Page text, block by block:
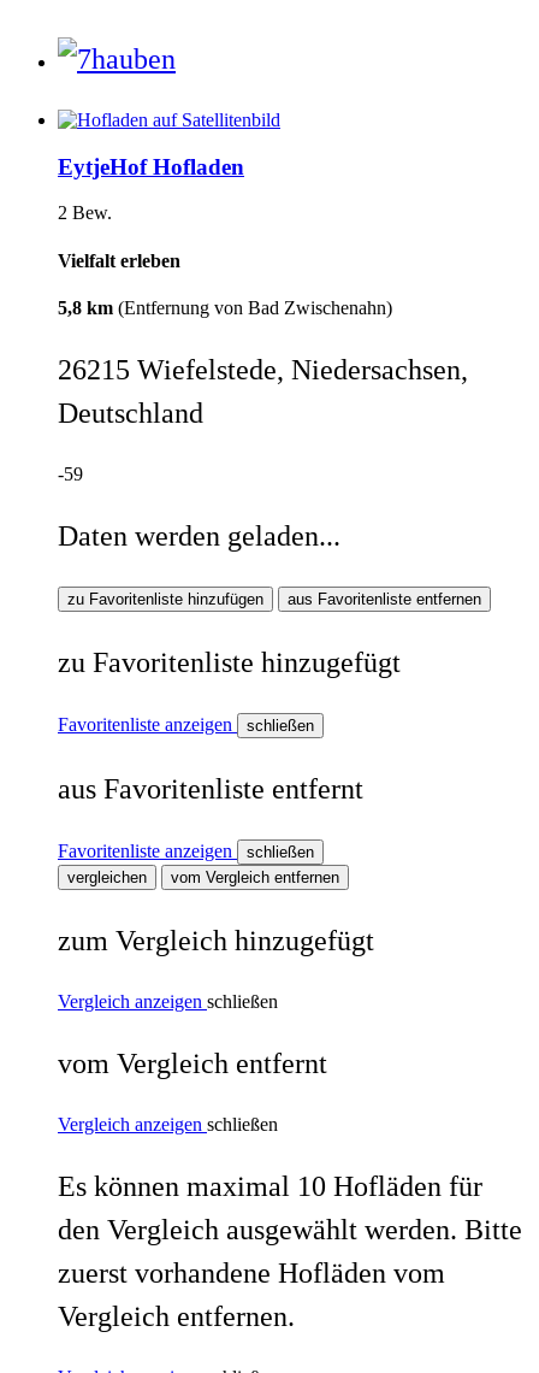
EytjeHof Hofladen
2 Bew.
Vielfalt erleben
5,8 km (Entfernung von Bad Zwischenahn)
26215 Wiefelstede, Niedersachsen,
Deutschland
-59
Daten werden geladen...
zu Favoritenliste hinzufügen aus Favoritenliste entfernen
zu Favoritenliste hinzugefügt
Favoritenliste anzeigen schließen
aus Favoritenliste entfernt
Favoritenliste anzeigen
schließen
vergleichen
vom Vergleich entfernen
zum Vergleich hinzugefügt
Vergleich anzeigen schließen
vom Vergleich entfernt
Vergleich anzeigen schließen
Es können maximal 10 Hofläden für
den Vergleich ausgewählt werden. Bitte
zuerst vorhandene Hofläden vom
Vergleich entfernen.